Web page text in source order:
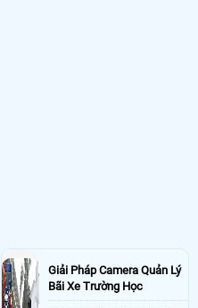
Giải Pháp Camera Quản Lý
Bãi Xe Trường Học